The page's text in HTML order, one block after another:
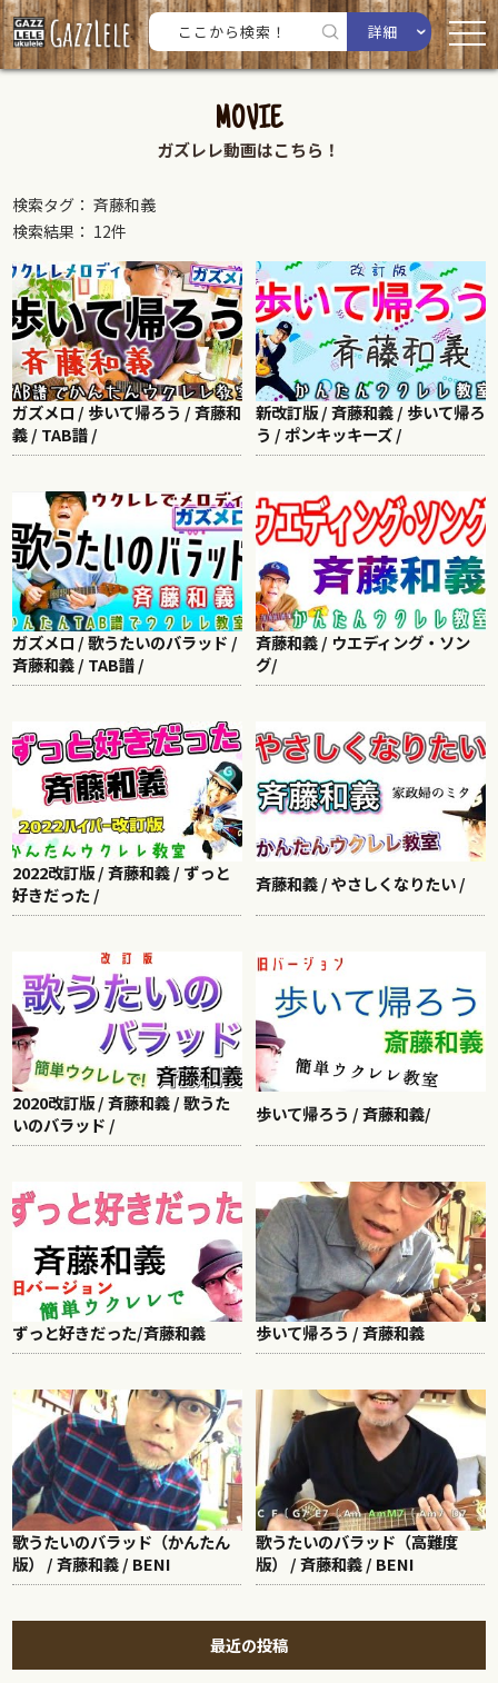
詳細
MOVIE
ガズレレ動画はこちら！
検索タグ： 斉藤和義
検索結果： 12件
ガズメロ / 歩いて帰ろう / 斉藤和
義 / TAB譜 /
新改訂版 / 斉藤和義 / 歩いて帰ろ
う / ポンキッキーズ /
ガズメロ / 歌うたいのバラッド /
斉藤和義 / TAB譜 /
斉藤和義 / ウエディング・ソン
グ/
2022改訂版 / 斉藤和義 / ずっと
好きだった /
斉藤和義 / やさしくなりたい /
2020改訂版 / 斉藤和義 / 歌うた
いのバラッド /
歩いて帰ろう / 斉藤和義/
ずっと好きだった/斉藤和義 歩いて帰ろう / 斉藤和義
歌うたいのバラッド（かんたん
版） / 斉藤和義 / BENI
歌うたいのバラッド（高難度
版） / 斉藤和義 / BENI
最近の投稿